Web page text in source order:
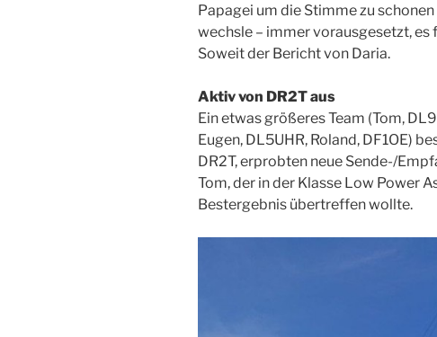
Papagei um die Stimme zu schonen
wechsle – immer vorausgesetzt, es
Soweit der Bericht von Daria.
Aktiv von DR2T aus
Ein etwas größeres Team (Tom,
Eugen, DL5UHR, Roland, DF1OE)
DR2T, erprobten neue Sende-/
Tom, der in der Klasse Low Power
Bestergebnis übertreffen wollte.